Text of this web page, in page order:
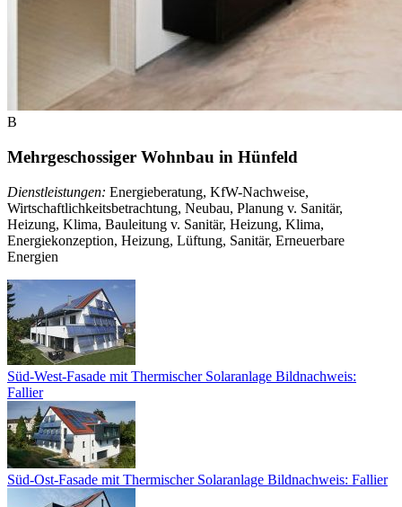
B
Mehrgeschossiger Wohnbau in Hünfeld
Dienstleistungen: Energieberatung, KfW-Nachweise,
Wirtschaftlichkeitsbetrachtung, Neubau, Planung v. Sanitär,
Heizung, Klima, Bauleitung v. Sanitär, Heizung, Klima,
Energiekonzeption, Heizung, Lüftung, Sanitär, Erneuerbare
Energien
Süd-West-Fasade mit Thermischer Solaranlage Bildnachweis:
Fallier
Süd-Ost-Fasade mit Thermischer Solaranlage Bildnachweis: Fallier